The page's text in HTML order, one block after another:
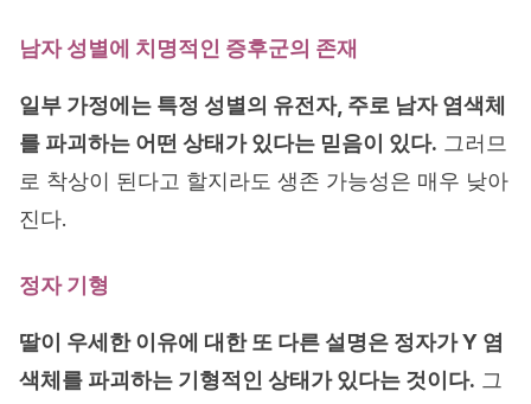
남자 성별에 치명적인 증후군의 존재
일부 가정에는 특정 성별의 유전자, 주로 남자 염색체
를 파괴하는 어떤 상태가 있다는 믿음이 있다. 그러므
로 착상이 된다고 할지라도 생존 가능성은 매우 낮아
진다.
정자 기형
딸이 우세한 이유에 대한 또 다른 설명은 정자가 Y 염
색체를 파괴하는 기형적인 상태가 있다는 것이다. 그